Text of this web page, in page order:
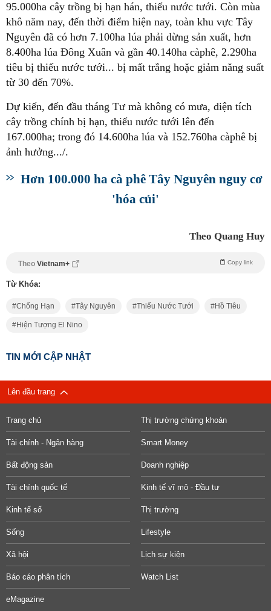
95.000ha cây trồng bị hạn hán, thiếu nước tưới. Còn mùa
khô năm nay, đến thời điểm hiện nay, toàn khu vực Tây
Nguyên đã có hơn 7.100ha lúa phải dừng sản xuất, hơn
8.400ha lúa Đông Xuân và gần 40.140ha càphê, 2.290ha
tiêu bị thiếu nước tưới... bị mất trắng hoặc giảm năng suất
từ 30 đến 70%.
Dự kiến, đến đầu tháng Tư mà không có mưa, diện tích
cây trồng chính bị hạn, thiếu nước tưới lên đến
167.000ha; trong đó 14.600ha lúa và 152.760ha càphê bị
ảnh hưởng.../.
Hơn 100.000 ha cà phê Tây Nguyên nguy cơ
'hóa củi'
Theo Quang Huy
Theo Vietnam+ Copy link
Từ Khóa:
Chống Hạn Tây Nguyên Thiếu Nước Tưới Hồ Tiêu
Hiện Tượng El Nino
TIN MỚI CẬP NHẬT
Lên đầu trang
Trang chủ Thị trường chứng khoán
Tài chính - Ngân hàng Smart Money
Bất động sản Doanh nghiệp
Tài chính quốc tế Kinh tế vĩ mô - Đầu tư
Kinh tế số Thị trường
Sống Lifestyle
Xã hội Lịch sự kiện
Báo cáo phân tích Watch List
eMagazine